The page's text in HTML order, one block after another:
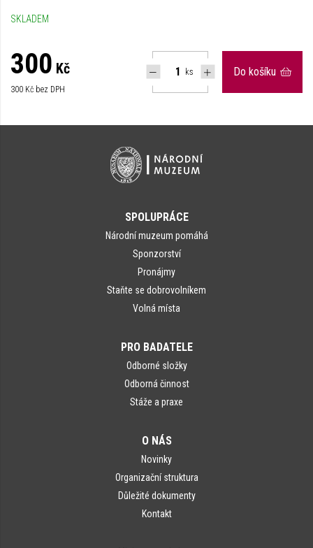
SKLADEM
300 Kč
300 Kč bez DPH
ks Do košíku
SPOLUPRÁCE
Národní muzeum pomáhá
Sponzorství
Pronájmy
Staňte se dobrovolníkem
Volná místa
PRO BADATELE
Odborné složky
Odborná činnost
Stáže a praxe
O NÁS
Novinky
Organizační struktura
Důležité dokumenty
Kontakt